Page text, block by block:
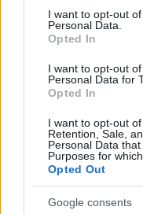
consent section.
I want to opt-out
Personal Data.
Opted In
I want to opt-out
Personal Data for
Opted In
I want to opt-out
Retention, Sale,
Personal Data
Purposes for
Opted Out
Google consents